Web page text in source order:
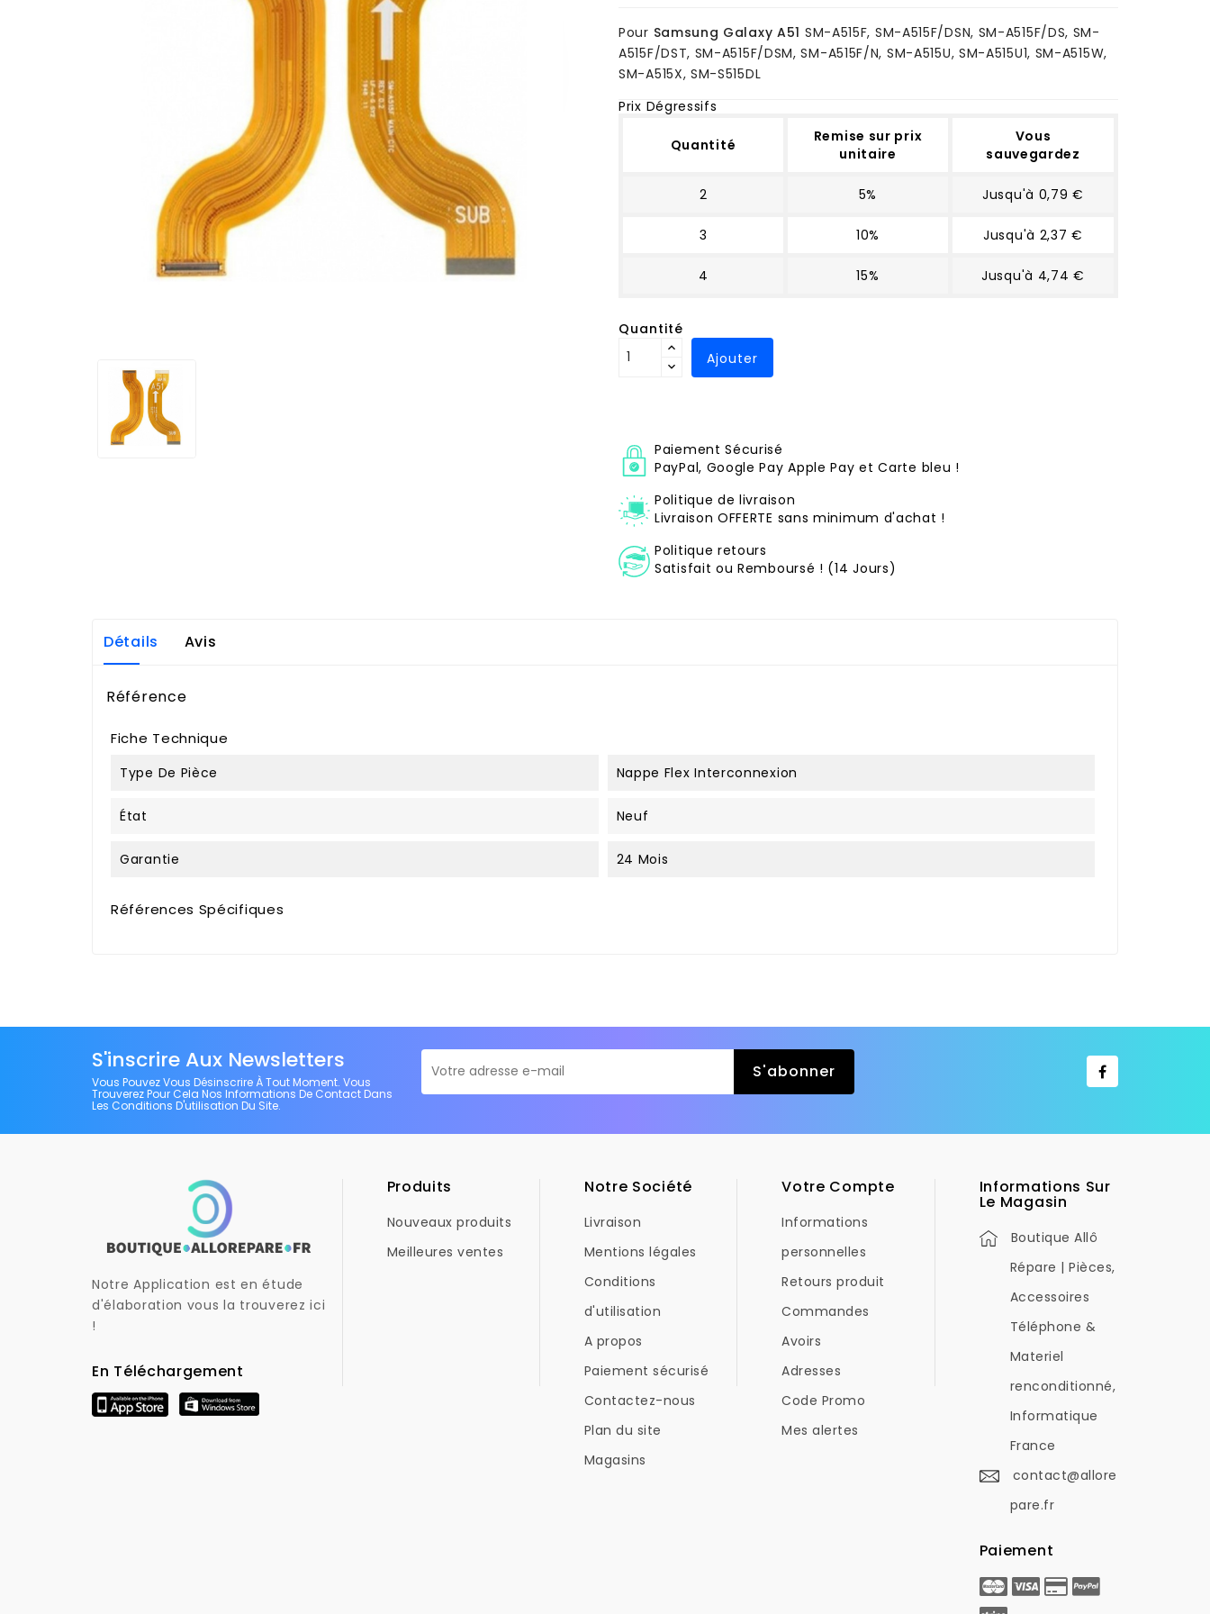
Pour Samsung Galaxy A51 SM-A515F, SM-A515F/DSN, SM-A515F/DS, SM-
A515F/DST, SM-A515F/DSM, SM-A515F/N, SM-A515U, SM-A515U1, SM-A515W,
SM-A515X, SM-S515DL
Prix Dégressifs
Quantité
Remise sur prix
unitaire
Vous
sauvegardez
2 5% Jusqu'à 0,79 €
3 10% Jusqu'à 2,37 €
4 15% Jusqu'à 4,74 €
Quantité
Ajouter
Paiement Sécurisé
PayPal, Google Pay Apple Pay et Carte bleu !
Politique de livraison
Livraison OFFERTE sans minimum d'achat !
Politique retours
Satisfait ou Remboursé ! (14 Jours)
Détails Avis
Référence
Fiche Technique
Type De Pièce Nappe Flex Interconnexion
État Neuf
Garantie 24 Mois
Références Spécifiques
S'inscrire Aux Newsletters
Vous Pouvez Vous Désinscrire À Tout Moment. Vous
Trouverez Pour Cela Nos Informations De Contact Dans
Les Conditions D'utilisation Du Site.
Notre Application est en étude
d'élaboration vous la trouverez ici
!
En Téléchargement
Produits
Nouveaux produits
Meilleures ventes
Notre Société
Livraison
Mentions légales
Conditions
d'utilisation
A propos
Paiement sécurisé
Contactez-nous
Plan du site
Magasins
Votre Compte
Informations
personnelles
Retours produit
Commandes
Avoirs
Adresses
Code Promo
Mes alertes
Informations Sur
Le Magasin
Boutique Allô
Répare | Pièces,
Accessoires
Téléphone &
Materiel
renconditionné,
Informatique
France
contact@allore
pare.fr
Paiement